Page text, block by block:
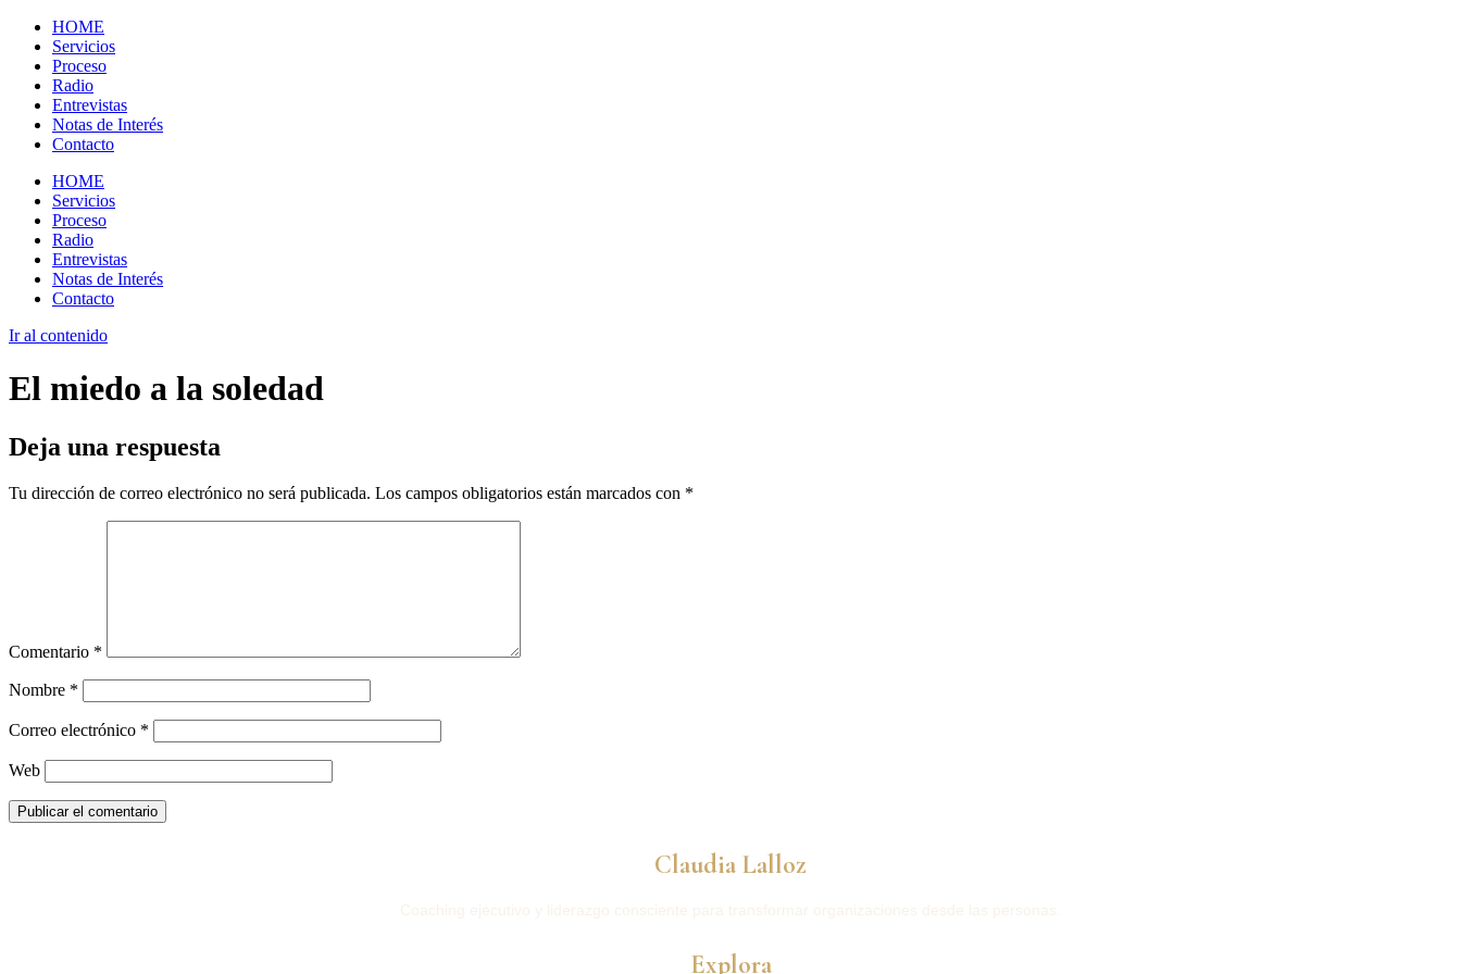
HOME
Servicios
Proceso
Radio
Entrevistas
Notas de Interés
Contacto
HOME
Servicios
Proceso
Radio
Entrevistas
Notas de Interés
Contacto
Ir al contenido
El miedo a la soledad
Deja una respuesta
Tu dirección de correo electrónico no será publicada. Los campos obligatorios están marcados con *
Comentario *
Nombre *
Correo electrónico *
Web
Claudia Lalloz
Explora